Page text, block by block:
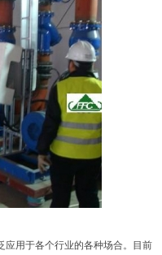
用于各个行业的各种场合。目前